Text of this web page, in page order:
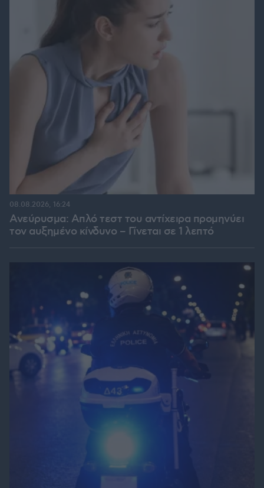
Ανεύρυσμα: Απλό τεστ του αντίχειρα προμηνύει
τον αυξημένο κίνδυνο – Γίνεται σε 1 λεπτό
08.08.2026, 16:24